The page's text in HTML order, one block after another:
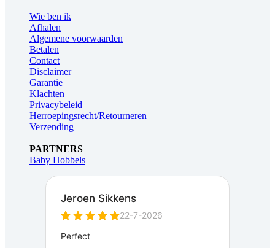
Wie ben ik
Afhalen
Algemene voorwaarden
Betalen
Contact
Disclaimer
Garantie
Klachten
Privacybeleid
Herroepingsrecht/Retourneren
Verzending
PARTNERS
Baby Hobbels